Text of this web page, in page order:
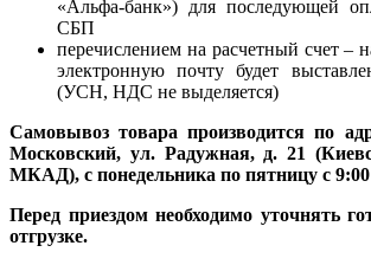
«Альфа-банк») для последующей
СБП
перечислением на расчетный счет –
электронную почту будет
(УСН, НДС не выделяется)
Самовывоз товара производится по
Московский, ул. Радужная, д. 21
МКАД), с понедельника по пятницу с 9:00
Перед приездом необходимо уточнять
отгрузке.